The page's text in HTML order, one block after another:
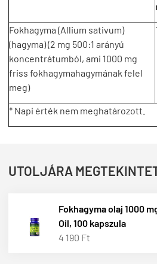
Fokhagyma (Allium sativum)
(hagyma) (2 mg 500:1 arányú
koncentrátumból, ami 1000 mg
friss fokhagymahagymának felel
meg)
* Napi érték nem meghatározott.
UTOLJÁRA
Fokhagyma olaj 1000
Oil, 100 kapszula
4 190 Ft